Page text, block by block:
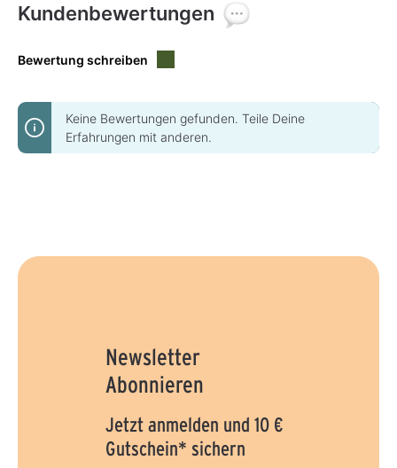
Kundenbewertungen
Bewertung schreiben
Keine Bewertungen gefunden. Teile Deine
Erfahrungen mit anderen.
Newsletter
Abonnieren
Jetzt anmelden und 10 €
Gutschein* sichern